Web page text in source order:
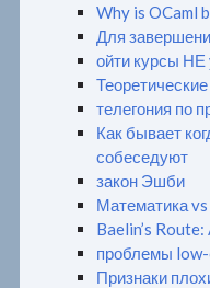
Why is OCaml
Для
ойти курсы НЕ
телегония по
Как бывает
собеседуют
закон Эшби
Математика
Baelin’s
проблемы
Признаки